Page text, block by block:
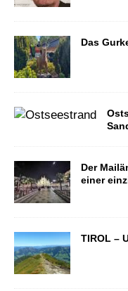
Das
Der
einer
TIROL –